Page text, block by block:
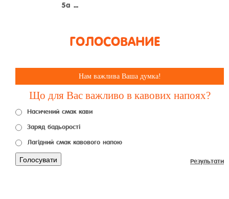
5а ...
ГОЛОСОВАНИЕ
Нам важлива Ваша думка!
Що для Вас важливо в кавових напоях?
Насичений смак кави
Заряд бадьорості
Лагідний смак кавового напою
Голосувати Результати